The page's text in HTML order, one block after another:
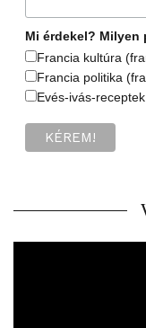
Mi érdekel?
Francia kultúra
Francia politika
Evés-ivás-